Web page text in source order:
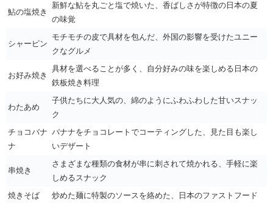
鮎の塩焼き
新鮮な鮎を丸ごと塩で焼いた、香ばしさが特徴の日本の夏
の味覚
シャーピン
モチモチの皮で具材を包んだ、外国の影響を受けたユニー
クなグルメ
お好み焼き
具材を選べることが多く、自分好みの味を楽しめる日本の
鉄板焼き料理
わたあめ
子供たちに大人気の、綿のようにふわふわした甘いスナッ
ク
チョコバナ
ナ
バナナをチョコレートでコーティングした、見た目も楽し
いデザート
串焼き
さまざまな種類の食材が串に刺されて焼かれる、手軽に楽
しめるスナック
焼きそば
炒めた麺に特製のソースを絡めた、日本のファストフード